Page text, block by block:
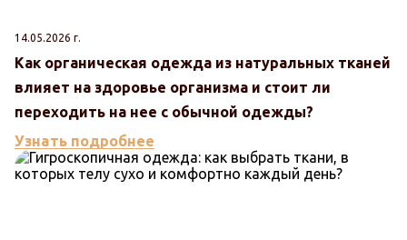
14.05.2026 г.
Как органическая одежда из натуральных тканей
влияет на здоровье организма и стоит ли
переходить на нее с обычной одежды?
Узнать подробнее